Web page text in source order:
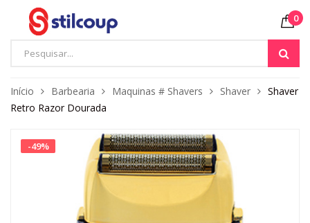
0
Início Barbearia Maquinas # Shavers Shaver
Shaver
Retro Razor Dourada
-49%